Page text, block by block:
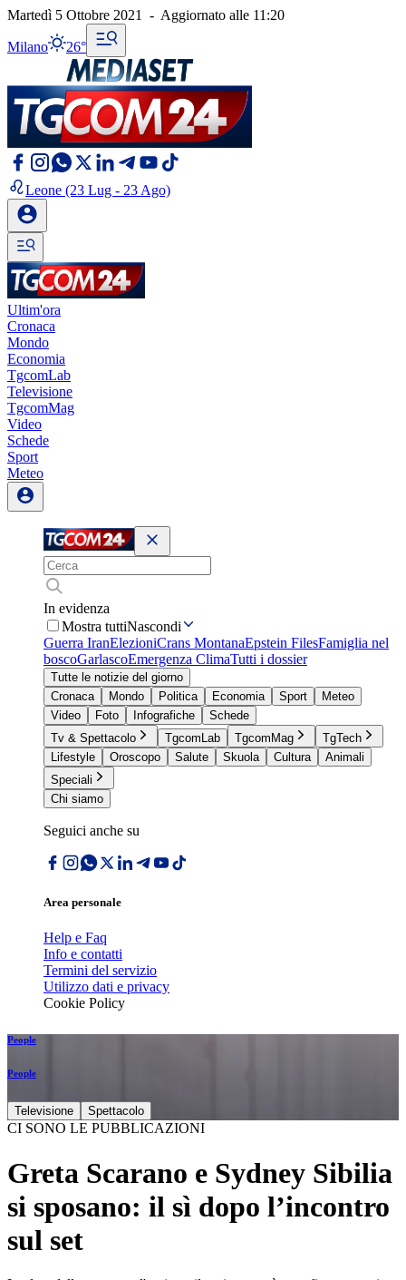
Martedì 5 Ottobre 2021 - Aggiornato alle 11:20
Milano 26°
Leone (23 Lug - 23 Ago)
Ultim'ora
Cronaca
Mondo
Economia
TgcomLab
Televisione
TgcomMag
Video
Schede
Sport
Meteo
In evidenza
Mostra tuttiNascondi
Guerra IranElezioniCrans MontanaEpstein FilesFamiglia nel
boscoGarlascoEmergenza ClimaTutti i dossier
Tutte le notizie del giorno
Cronaca
Mondo Politica Economia Sport
Meteo
Video
Foto Infografiche
Schede
Tv & Spettacolo
TgcomLab TgcomMag
TgTech
Lifestyle
Oroscopo Salute Skuola Cultura
Animali
Speciali
Chi siamo
Seguici anche su
Area personale
Help e Faq
Info e contatti
Termini del servizio
Utilizzo dati e privacy
Cookie Policy
People
People
Televisione Spettacolo
CI SONO LE PUBBLICAZIONI
Greta Scarano e Sydney Sibilia
si sposano: il sì dopo l’incontro
sul set